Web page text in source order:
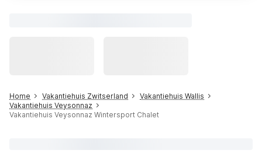
Home Vakantiehuis Zwitserland
Vakantiehuis Wallis
Vakantiehuis Veysonnaz
Vakantiehuis Veysonnaz Wintersport Chalet